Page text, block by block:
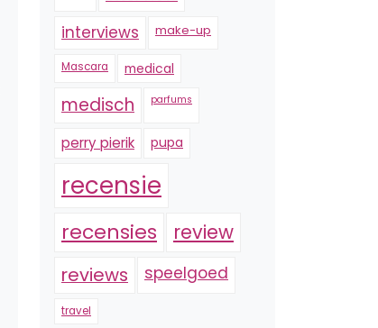
interviews make-up
Mascara medical
medisch parfums
perry pierik pupa
recensie
recensies review
reviews speelgoed
travel